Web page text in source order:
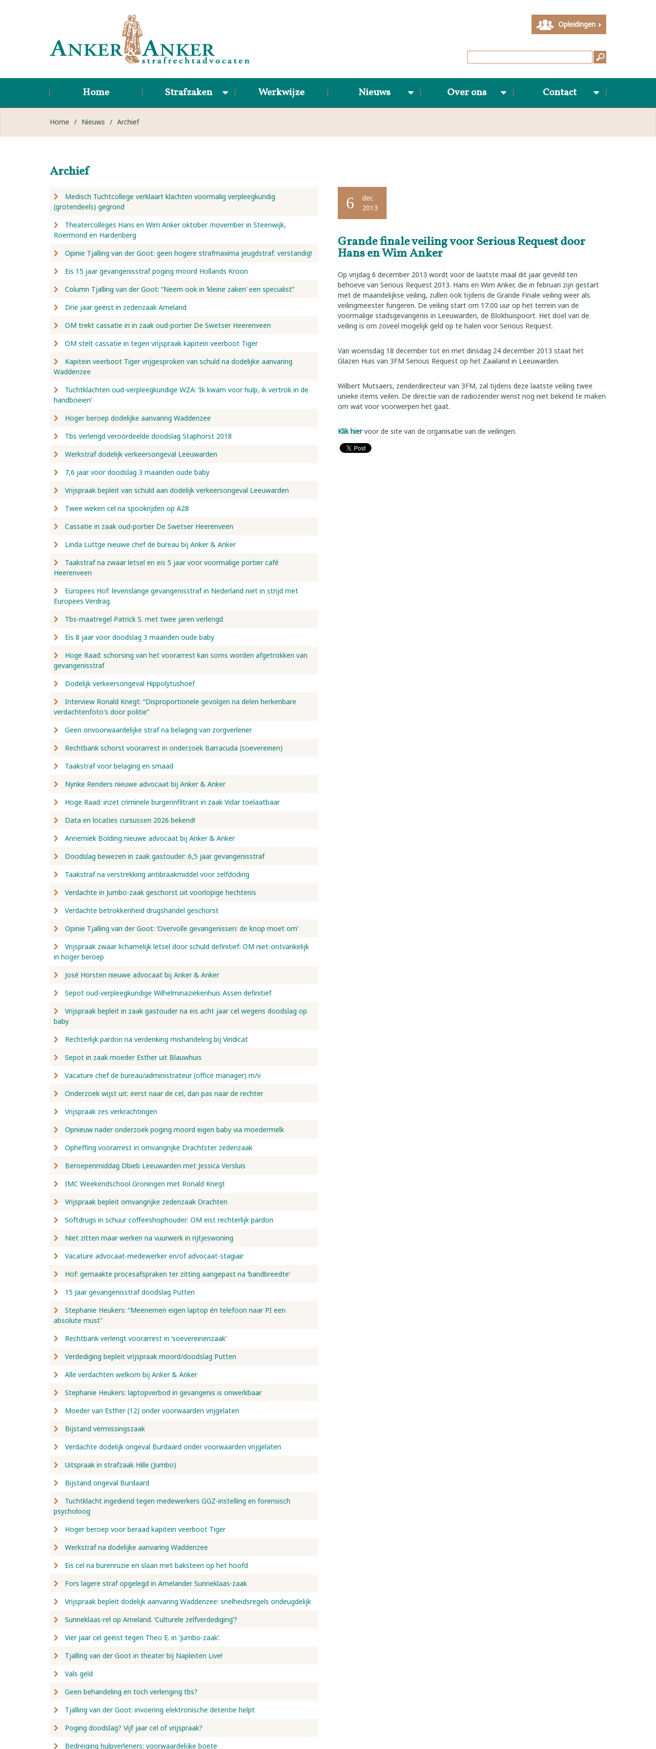
Opleidingen
Home Strafzaken Werkwijze Nieuws Over ons Contact
Home / Nieuws / Archief
Archief
Medisch Tuchtcollege verklaart klachten voormalig verpleegkundig
(grotendeels) gegrond
Theatercolleges Hans en Wim Anker oktober /november in Steenwijk,
Roermond en Hardenberg
Opinie Tjalling van der Goot: geen hogere strafmaxima jeugdstraf: verstandig!
Eis 15 jaar gevangenisstraf poging moord Hollands Kroon
Column Tjalling van der Goot: “Neem ook in ‘kleine zaken’ een specialist”
Drie jaar geëist in zedenzaak Ameland
OM trekt cassatie in in zaak oud-portier De Swetser Heerenveen
OM stelt cassatie in tegen vrijspraak kapitein veerboot Tiger
Kapitein veerboot Tiger vrijgesproken van schuld na dodelijke aanvaring
Waddenzee
Tuchtklachten oud-verpleegkundige WZA: ‘Ik kwam voor hulp, ik vertrok in de
handboeien’
Hoger beroep dodelijke aanvaring Waddenzee
Tbs verlengd veroordeelde doodslag Staphorst 2018
Werkstraf dodelijk verkeersongeval Leeuwarden
7,6 jaar voor doodslag 3 maanden oude baby
Vrijspraak bepleit van schuld aan dodelijk verkeersongeval Leeuwarden
Twee weken cel na spookrijden op A28
Cassatie in zaak oud-portier De Swetser Heerenveen
Linda Luttge nieuwe chef de bureau bij Anker & Anker
Taakstraf na zwaar letsel en eis 5 jaar voor voormalige portier café
Heerenveen
Europees Hof: levenslange gevangenisstraf in Nederland niet in strijd met
Europees Verdrag
Tbs-maatregel Patrick S. met twee jaren verlengd
Eis 8 jaar voor doodslag 3 maanden oude baby
Hoge Raad: schorsing van het voorarrest kan soms worden afgetrokken van
gevangenisstraf
Dodelijk verkeersongeval Hippolytushoef
Interview Ronald Knegt: “Disproportionele gevolgen na delen herkenbare
verdachtenfoto's door politie”
Geen onvoorwaardelijke straf na belaging van zorgverlener
Rechtbank schorst voorarrest in onderzoek Barracuda (soevereinen)
Taakstraf voor belaging en smaad
Nynke Renders nieuwe advocaat bij Anker & Anker
Hoge Raad: inzet criminele burgerinfiltrant in zaak Vidar toelaatbaar
Data en locaties cursussen 2026 bekend!
Annemiek Bolding nieuwe advocaat bij Anker & Anker
Doodslag bewezen in zaak gastouder: 6,5 jaar gevangenisstraf
Taakstraf na verstrekking antibraakmiddel voor zelfdoding
Verdachte in Jumbo-zaak geschorst uit voorlopige hechtenis
Verdachte betrokkenheid drugshandel geschorst
Opinie Tjalling van der Goot: ‘Overvolle gevangenissen: de knop moet om’
Vrijspraak zwaar lichamelijk letsel door schuld definitief: OM niet-ontvankelijk
in hoger beroep
José Horsten nieuwe advocaat bij Anker & Anker
Sepot oud-verpleegkundige Wilhelminaziekenhuis Assen definitief
Vrijspraak bepleit in zaak gastouder na eis acht jaar cel wegens doodslag op
baby
Rechterlijk pardon na verdenking mishandeling bij Vindicat
Sepot in zaak moeder Esther uit Blauwhuis
Vacature chef de bureau/administrateur (office manager) m/v
Onderzoek wijst uit: eerst naar de cel, dan pas naar de rechter
Vrijspraak zes verkrachtingen
Opnieuw nader onderzoek poging moord eigen baby via moedermelk
Opheffing voorarrest in omvangrijke Drachtster zedenzaak
Beroepenmiddag Dbieb Leeuwarden met Jessica Versluis
IMC Weekendschool Groningen met Ronald Knegt
Vrijspraak bepleit omvangrijke zedenzaak Drachten
Softdrugs in schuur coffeeshophouder: OM eist rechterlijk pardon
Niet zitten maar werken na vuurwerk in rijtjeswoning
Vacature advocaat-medewerker en/of advocaat-stagiair
Hof: gemaakte procesafspraken ter zitting aangepast na ‘bandbreedte’
15 Jaar gevangenisstraf doodslag Putten
Stephanie Heukers: “Meenemen eigen laptop én telefoon naar PI een
absolute must"
Rechtbank verlengt voorarrest in ‘soevereinenzaak’
Verdediging bepleit vrijspraak moord/doodslag Putten
Alle verdachten welkom bij Anker & Anker
Stephanie Heukers: laptopverbod in gevangenis is onwerkbaar
Moeder van Esther (12) onder voorwaarden vrijgelaten
Bijstand vermissingszaak
Verdachte dodelijk ongeval Burdaard onder voorwaarden vrijgelaten
Uitspraak in strafzaak Hille (Jumbo)
Bijstand ongeval Burdaard
Tuchtklacht ingediend tegen medewerkers GGZ-instelling en forensisch
psycholoog
Hoger beroep voor beraad kapitein veerboot Tiger
Werkstraf na dodelijke aanvaring Waddenzee
Eis cel na burenruzie en slaan met baksteen op het hoofd
Fors lagere straf opgelegd in Amelander Sunneklaas-zaak
Vrijspraak bepleit dodelijk aanvaring Waddenzee: snelheidsregels ondeugdelijk
Sunneklaas-rel op Ameland. ‘Culturele zelfverdediging’?
Vier jaar cel geëist tegen Theo E. in 'Jumbo-zaak’.
Tjalling van der Goot in theater bij Napleiten Live!
Vals geld
Geen behandeling en toch verlenging tbs?
Tjalling van der Goot: invoering elektronische detentie helpt
Poging doodslag? Vijf jaar cel of vrijspraak?
Bedreiging hulpverleners: voorwaardelijke boete
6
dec
2013
Grande finale veiling voor Serious Request door
Hans en Wim Anker
Op vrijdag 6 december 2013 wordt voor de laatste maal dit jaar geveild ten
behoeve van Serious Request 2013. Hans en Wim Anker, die in februari zijn gestart
met de maandelijkse veiling, zullen ook tijdens de Grande Finale veiling weer als
veilingmeester fungeren. De veiling start om 17.00 uur op het terrein van de
voormalige stadsgevangenis in Leeuwarden, de Blokhuispoort. Het doel van de
veiling is om zoveel mogelijk geld op te halen voor Serious Request.
Van woensdag 18 december tot en met dinsdag 24 december 2013 staat het
Glazen Huis van 3FM Serious Request op het Zaailand in Leeuwarden.
Wilbert Mutsaers, zenderdirecteur van 3FM, zal tijdens deze laatste veiling twee
unieke items veilen. De directie van de radiozender wenst nog niet bekend te maken
om wat voor voorwerpen het gaat.
Klik hiervoor de site van de organisatie van de veilingen.